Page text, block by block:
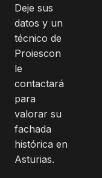
Deje sus
datos y un
técnico de
Proiescon
le
contactará
para
valorar su
fachada
histórica en
Asturias.